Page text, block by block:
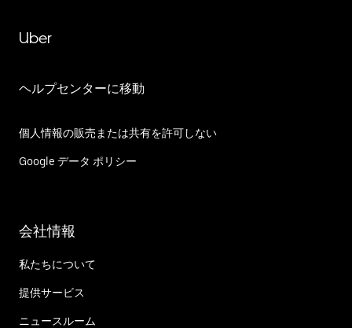
Uber
ヘルプセンターに移動
個人情報の販売または共有を許可しない
Google データ ポリシー
会社情報
私たちについて
提供サービス
ニュースルーム